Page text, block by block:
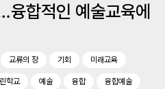
융합적인 예술교육에
교류의 장 기회 미래교육
학교 예술 융합 융합예술